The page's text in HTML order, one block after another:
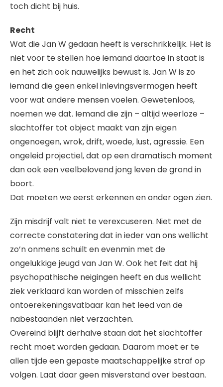
toch dicht bij huis.
Recht
Wat die Jan W gedaan heeft is verschrikkelijk. Het is
niet voor te stellen hoe iemand daartoe in staat is
en het zich ook nauwelijks bewust is. Jan W is zo
iemand die geen enkel inlevingsvermogen heeft
voor wat andere mensen voelen. Gewetenloos,
noemen we dat. Iemand die zijn – altijd weerloze –
slachtoffer tot object maakt van zijn eigen
ongenoegen, wrok, drift, woede, lust, agressie. Een
ongeleid projectiel, dat op een dramatisch moment
dan ook een veelbelovend jong leven de grond in
boort.
Dat moeten we eerst erkennen en onder ogen zien.
Zijn misdrijf valt niet te verexcuseren. Niet met de
correcte constatering dat in ieder van ons wellicht
zo’n onmens schuilt en evenmin met de
ongelukkige jeugd van Jan W. Ook het feit dat hij
psychopathische neigingen heeft en dus wellicht
ziek verklaard kan worden of misschien zelfs
ontoerekeningsvatbaar kan het leed van de
nabestaanden niet verzachten.
Overeind blijft derhalve staan dat het slachtoffer
recht moet worden gedaan. Daarom moet er te
allen tijde een gepaste maatschappelijke straf op
volgen. Laat daar geen misverstand over bestaan.